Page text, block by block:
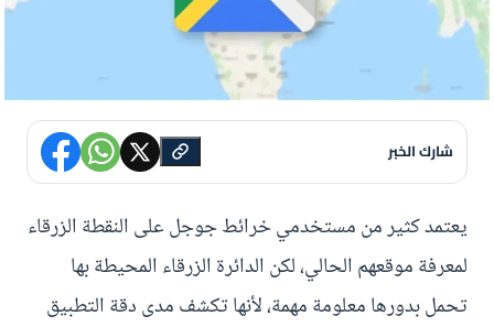
شارك الخبر
يعتمد كثير من مستخدمي خرائط جوجل على النقطة الزرقاء
لمعرفة موقعهم الحالي، لكن الدائرة الزرقاء المحيطة بها
تحمل بدورها معلومة مهمة، لأنها تكشف مدى دقة التطبيق